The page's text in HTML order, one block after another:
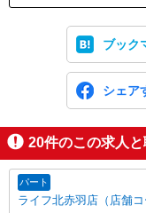
ブック
シェア
20件のこの求人
パート
ライフ北赤羽店（店舗コ